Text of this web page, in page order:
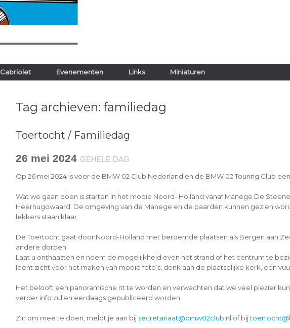
Cabriolet Evenementen Links Miniaturen
Tag archieven:familiedag
Toertocht / Familiedag
26 mei 2024 GEHELE DAG
Op 26 mei 2024 is voor de BMW 02 Club Nederland en de BMW 02 Touring Club
Wat we gaan doen is starten in het mooie Noord- Holland vanaf Manege De
Heerhugowaard. De omgeving van de Manege en de paarden kunnen gezien
lekkers staan klaar.
De Toertocht gaat door Noord-Holland met beroemde plaatsen als Bergen aan
andere dorpen.
Laat u onthaasten en neem de mogelijkheid even het strand of het centrum te
leent zicht voor het maken van mooie foto’s, denk aan de plaatselijke kerk, een
Het belooft een panoramische rit te worden en verwachten dat we veel plezier
verder info zullen eerdaags gepubliceerd worden.
Zin om mee te doen, meldt je aan bij secretariaat@bmw02club.nl of bij